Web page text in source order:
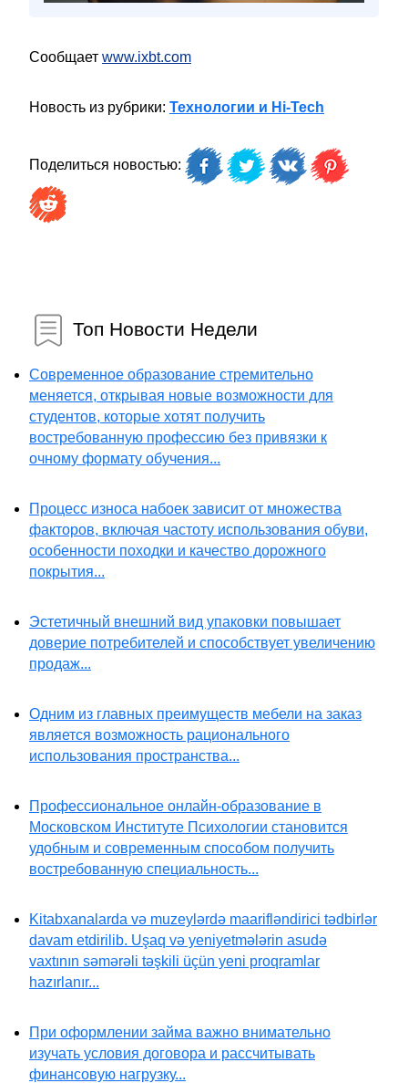
Сообщает www.ixbt.com
Новость из рубрики: Технологии и Hi-Tech
Поделиться новостью:
Топ Новости Недели
Современное образование стремительно
меняется, открывая новые возможности для
студентов, которые хотят получить
востребованную профессию без привязки к
очному формату обучения...
Процесс износа набоек зависит от множества
факторов, включая частоту использования обуви,
особенности походки и качество дорожного
покрытия...
Эстетичный внешний вид упаковки повышает
доверие потребителей и способствует увеличению
продаж...
Одним из главных преимуществ мебели на заказ
является возможность рационального
использования пространства...
Профессиональное онлайн-образование в
Московском Институте Психологии становится
удобным и современным способом получить
востребованную специальность...
Kitabxanalarda və muzeylərdə maarifləndirici tədbirlər
davam etdirilib. Uşaq və yeniyetmələrin asudə
vaxtının səmərəli təşkili üçün yeni proqramlar
hazırlanır...
При оформлении займа важно внимательно
изучать условия договора и рассчитывать
финансовую нагрузку...